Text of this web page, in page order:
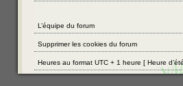
L’équipe du forum
Supprimer les cookies du forum
Heures au format UTC + 1 heure [ Heure